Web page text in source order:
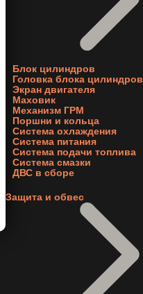
Блок цилиндров
Головка блока цилиндров
Экран двигателя
Маховик
Механизм ГРМ
Поршни и кольца
Система охлаждения
Система питания
Система подачи топлива
Система смазки
ДВС в сборе
Защита и обвес